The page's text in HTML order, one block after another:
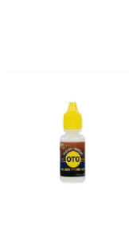
Recharge